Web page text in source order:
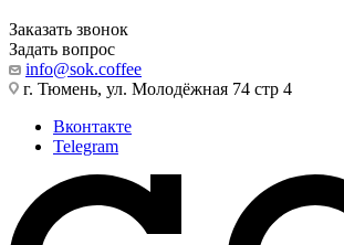
Заказать звонок
Задать вопрос
info@sok.coffee
г. Тюмень, ул. Молодёжная 74 стр 4
Вконтакте
Telegram